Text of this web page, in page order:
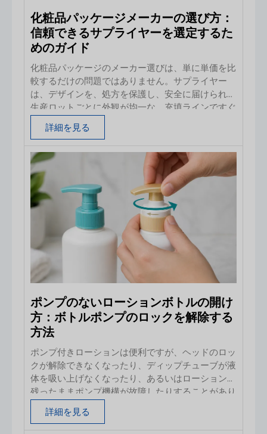
化粧品パッケージメーカーの選び方：
信頼できるサプライヤーを選定するた
めのガイド
化粧品パッケージのメーカー選びは、単に単価を比
較するだけの問題ではありません。サプライヤー
は、デザインを、処方を保護し、安全に届けられ、
生産ロットごとに外観が均一な、充填ラインですぐ
に使用できるパッケージとして再現できる能力を備
えている必要があります。 見積段階では安価だっ
変わったり、装飾が剥がれたりすれば、結果的にコ
ストがかさむことになります。 本ガイドでは、化
粧品ブランド、流通業者、受託充填業者、スタート
アップの創業者が、化粧品パッケージメーカーやサ
プライヤーをどのように評価すべきかを解説しま
す。ガラス製およびプラスチック製のパッケージ、
コミュニケーションと交渉、OEMのワークフロー、
品質管理、そして中国から化粧品パッケージを購入
する際の実務上のリスクについて取り上げていま
す。
詳細を見る
ポンプのないローションボトルの開け
方：ボトルポンプのロックを解除する
方法
ポンプ付きローションは便利ですが、ヘッドのロッ
クが解除できなくなったり、ディップチューブが液
体を吸い上げなくなったり、あるいはローションが
残ったままポンプ機構が故障したりすることがあり
ます。パッケージを開ける正しい方法は、実際にど
こが詰まっているか（ロックアクチュエータ、ネジ
詳細を見る